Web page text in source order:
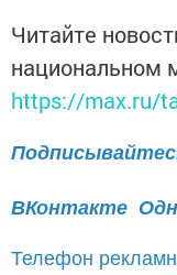
Читайте
национальном
https://max.ru/
ВКонтакте
Телефон